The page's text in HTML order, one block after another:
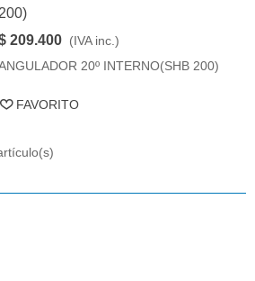
200)
209.400 (IVA inc.)
20º INTERNO(SHB 200)
FAVORITO